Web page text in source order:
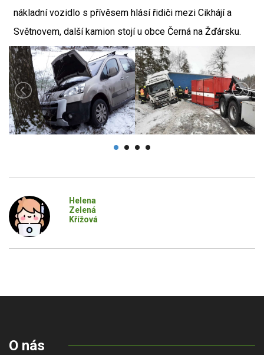
nákladní vozidlo s přívěsem hlásí řidiči mezi Cikhájí a
Světnovem, další kamion stojí u obce Černá na Žďársku.
Helena
Zelená
Křížová
O nás